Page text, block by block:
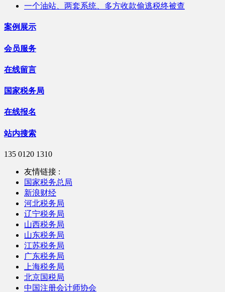
一个油站、两套系统、多方收款偷逃税终被查
案例展示
会员服务
在线留言
国家税务局
在线报名
站内搜索
135 0120 1310
友情链接 :
国家税务总局
新浪财经
河北税务局
辽宁税务局
山西税务局
山东税务局
江苏税务局
广东税务局
上海税务局
北京国税局
中国注册会计师协会